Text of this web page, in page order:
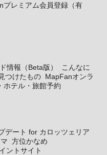
プレミアム会員登録（有
情報（Beta版）
こんなに
つけたもの MapFanオンラ
ホテル・旅館予約
デート for カロッツェリア
方位かなめ
ントサイト